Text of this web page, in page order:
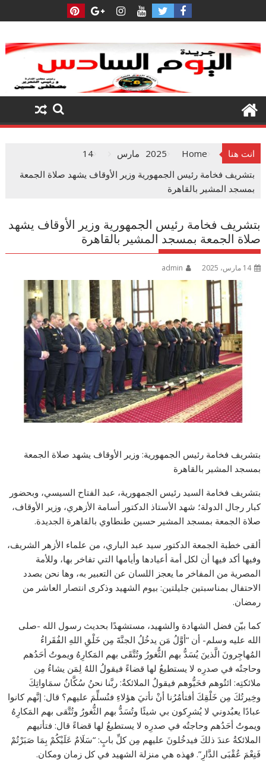
to
انت هنا Home
2025 مارس
14
بتشريف فخامة رئيس الجمهورية وزير الأوقاف يشهد صلاة الجمعة
بمسجد المشير بالقاهرة
بتشريف فخامة رئيس الجمهورية وزير الأوقاف يشهد
صلاة الجمعة بمسجد المشير بالقاهرة
14 مارس، 2025 admin
بتشريف فخامة رئيس الجمهورية: وزير الأوقاف يشهد صلاة الجمعة
بمسجد المشير بالقاهرة
بتشريف فخامة السيد رئيس الجمهورية، عبد الفتاح السيسي، وبحضور
كبار رجال الدولة؛ شهد الأستاذ الدكتور أسامة الأزهري، وزير الأوقاف،
صلاة الجمعة بمسجد المشير حسين طنطاوي بالقاهرة الجديدة.
ألقى خطبة الجمعة الدكتور سيد عبد الباري، من علماء الأزهر الشريف،
وفيها أكد فيها أن لكل أمة أعيادها وأيامها التي تفاخر بها، وللأمة
المصرية من المفاخر ما يعجز اللسان عن التعبير به، وها نحن بصدد
الاحتفال بمناسبتين جليلتين: بيوم الشهيد وذكرى انتصار العاشر من
رمضان.
كما بيّن فضل الشهادة والشهيد، مستشهدًا بحديث رسول الله -صلى
الله عليه وسلم- أن “أوَّلُ مَن يدخُلُ الجنَّةَ مِن خَلْقِ اللهِ الفُقَراءُ
المُهاجِرونَ الَّذينَ يُسَدُّ بهم الثُّغورُ وتُتَّقَى بهم المَكارِهُ ويموتُ أحَدُهم
وحاجتُه في صدرِه لا يستطيعُ لها قضاءً فيقولُ اللهُ لِمَن يشاءُ مِن
ملائكتِه: ائتُوهم فحَيُّوهم فيقولُ الملائكةُ: ربَّنا نحنُ سُكَّانُ سمَاواتِكَ
وخِيرتُكَ مِن خَلْقِكَ أفتأمُرُنا أنْ نأتيَ هؤلاءِ فنُسلِّمَ عليهم؟ قال: إنَّهم كانوا
عبادًا يعبُدوني لا يُشرِكون بي شيئًا وتُسَدُّ بهم الثُّغورُ وتُتَّقى بهم المَكارِهُ
ويموتُ أحَدُهم وحاجتُه في صدرِه لا يستطيعُ لها قضاءً قال: فتأتيهم
الملائكةُ عندَ ذلكَ فيدخُلونَ عليهم مِن كلِّ بابٍ: “سَلَامٌ عَلَيْكُمْ بِمَا صَبَرْتُمْ
فَنِعْمَ عُقْبَى الدَّارِ”. فهذه هي منزلة الشهيد في كل زمان ومكان.